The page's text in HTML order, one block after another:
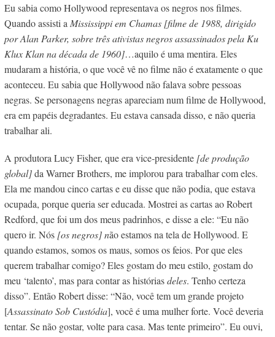
Eu sabia como Hollywood representava os negros nos filmes.
Quando assisti a Mississippi em Chamas [filme de 1988, dirigido
por Alan Parker, sobre três ativistas negros assassinados pela Ku
Klux Klan na década de 1960]…aquilo é uma mentira. Eles
mudaram a história, o que você vê no filme não é exatamente o que
aconteceu. Eu sabia que Hollywood não falava sobre pessoas
negras. Se personagens negras apareciam num filme de Hollywood,
era em papéis degradantes. Eu estava cansada disso, e não queria
trabalhar ali.
A produtora Lucy Fisher, que era vice-presidente [de produção
global]da Warner Brothers, me implorou para trabalhar com eles.
Ela me mandou cinco cartas e eu disse que não podia, que estava
ocupada, porque queria ser educada. Mostrei as cartas ao Robert
Redford, que foi um dos meus padrinhos, e disse a ele: “Eu não
quero ir. Nós [os negros] não estamos na tela de Hollywood. E
quando estamos, somos os maus, somos os feios. Por que eles
querem trabalhar comigo? Eles gostam do meu estilo, gostam do
meu ‘talento’, mas para contar as históriasdeles. Tenho certeza
disso”. Então Robert disse: “Não, você tem um grande projeto
[Assassinato Sob Custódia], você é uma mulher forte. Você deveria
tentar. Se não gostar, volte para casa. Mas tente primeiro”. Eu ouvi,